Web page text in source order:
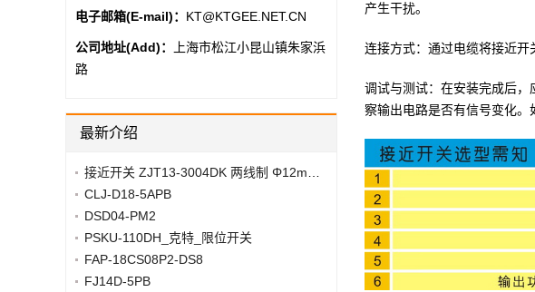
产生干扰。
连接方式：通过电缆将接近开
调试与测试：在安装完成后
察输出电路是否有信号变化。
电子邮箱(E-mail)： KT@KTGEE.NET.CN
公司地址(Add)：
上海市松江小昆山镇朱家浜
路
最新介绍
CLJ-D18-5APB
DSD04-PM2
PSKU-110DH_克特_限位开关
FAP-18CS08P2-DS8
FJ14D-5PB